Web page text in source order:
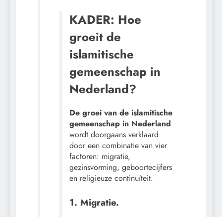
KADER: Hoe
groeit de
islamitische
gemeenschap in
Nederland?
De groei van de islamitische
gemeenschap in Nederland
wordt doorgaans verklaard
door een combinatie van vier
factoren: migratie,
gezinsvorming, geboortecijfers
en religieuze continuïteit.
1. Migratie.